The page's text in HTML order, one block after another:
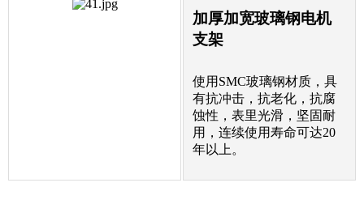
加厚加宽玻璃钢电机
支架
使用SMC玻璃钢材质，具
有抗冲击，抗老化，抗腐
蚀性，表里光滑，坚固耐
用，连续使用寿命可达20
年以上。